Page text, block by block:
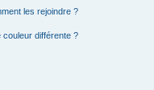
les rejoindre ?
différente ?